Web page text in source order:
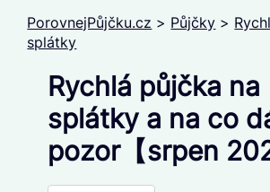
PorovnejPůjčku.cz > Půjčky >
splátky
Rychlá půjčka na
splátky a na co
pozor【srpen